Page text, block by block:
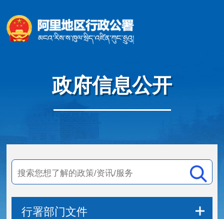
政府信息公开
行署部门文件